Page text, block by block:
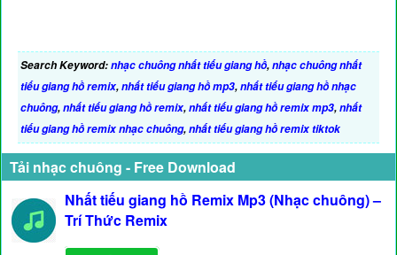
Search Keyword:nhạc chuông nhất tiếu giang hồ,nhạc chuông nhất
tiếu giang hồ remix,nhất tiếu giang hồ mp3,nhất tiếu giang hồ nhạc
chuông,nhất tiếu giang hồ remix,nhất tiếu giang hồ remix mp3,nhất
tiếu giang hồ remix nhạc chuông,nhất tiếu giang hồ remix tiktok
Tải nhạc chuông - Free Download
Nhất tiếu giang hồ Remix Mp3 (Nhạc chuông) –
Trí Thức Remix